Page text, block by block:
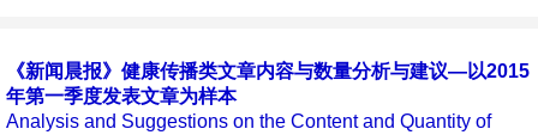
《新闻晨报》健康传播类文章内容与数量分析与建议—以2015
年第一季度发表文章为样本
Analysis and Suggestions on the Content and Quantity of